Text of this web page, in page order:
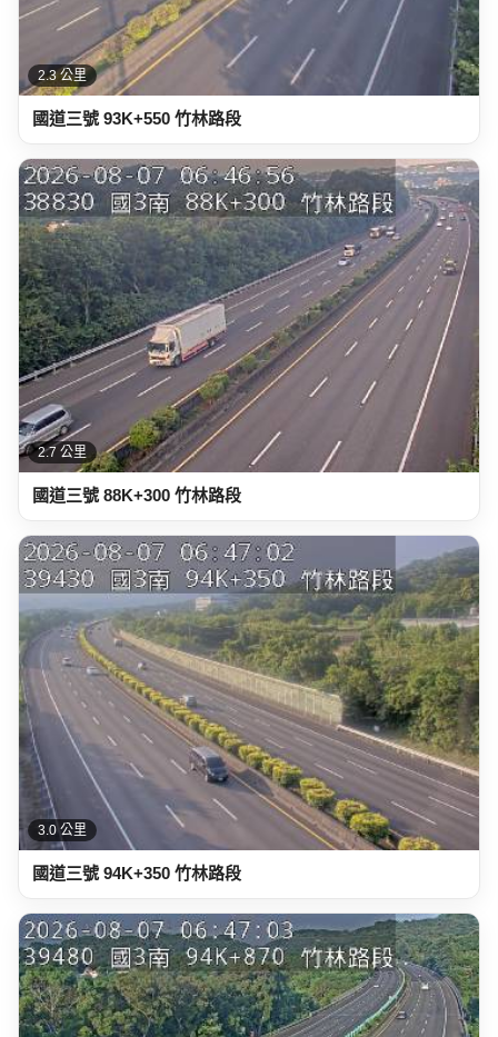
2.7 公里
國道三號 88K+300 竹林路段
3.0 公里
國道三號 94K+350 竹林路段
3.5 公里
國道三號 94K+870 竹林路段